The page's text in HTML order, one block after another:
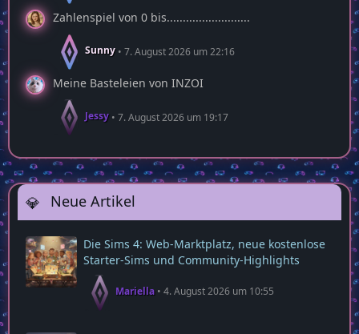
Zahlenspiel von 0 bis..........................
Sunny 7. August 2026 um 22:16
Meine Basteleien von INZOI
Jessy 7. August 2026 um 19:17
Neue Artikel
Die Sims 4: Web‑Marktplatz, neue kostenlose
Starter‑Sims und Community‑Highlights
Mariella 4. August 2026 um 10:55